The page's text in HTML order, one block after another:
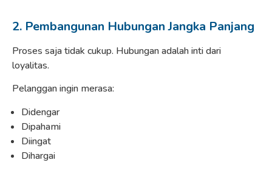
2. Pembangunan Hubungan Jangka Panjang
Proses saja tidak cukup. Hubungan adalah inti dari
loyalitas.
Pelanggan ingin merasa:
Didengar
Dipahami
Diingat
Dihargai